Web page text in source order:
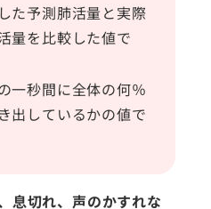
た予測肺活量と実際
量を比較した値で
一秒間に全体の何％
出しているかの値で
息切れ、声のかすれな